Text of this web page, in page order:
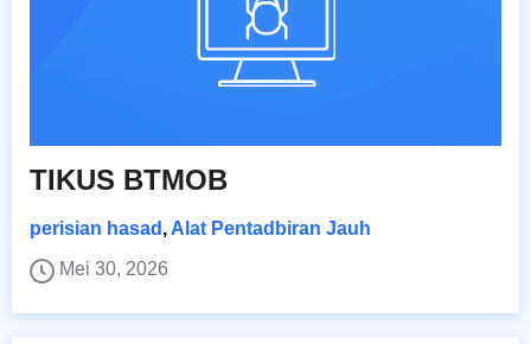
TIKUS BTMOB
perisian hasad ,Alat Pentadbiran Jauh
Mei 30, 2026